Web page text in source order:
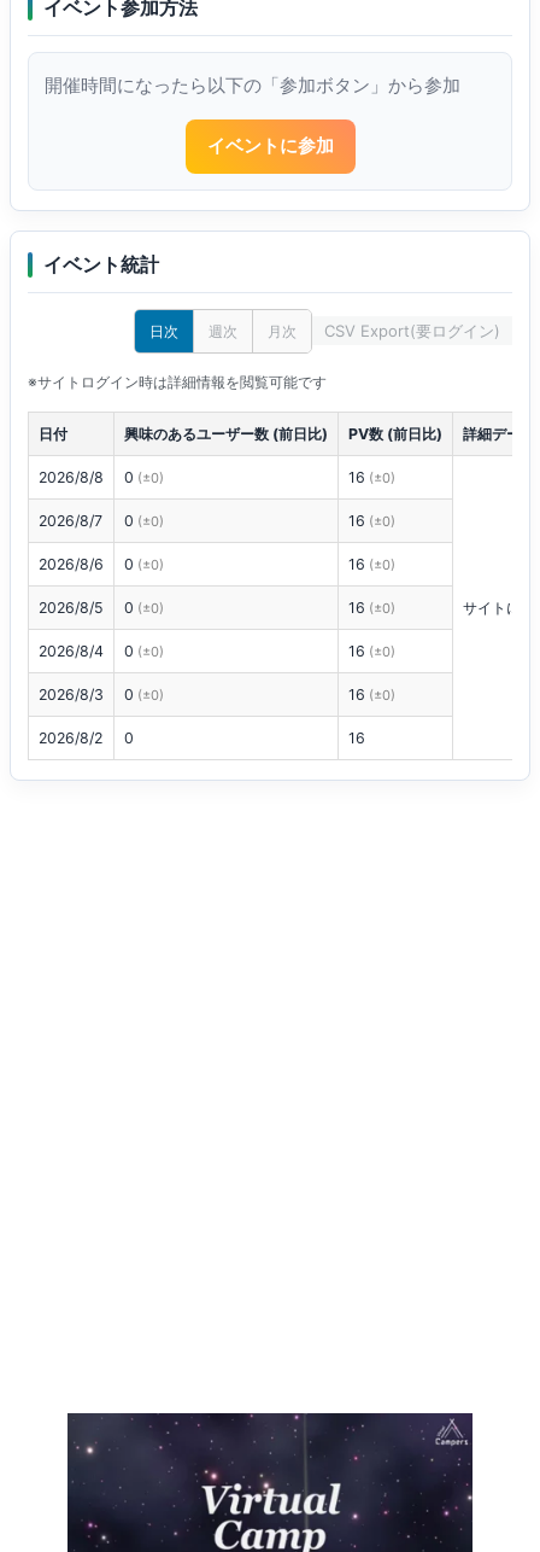
イベント参加方法
開催時間になったら以下の「参加ボタン」から参加
イベントに参加
イベント統計
日次 週次 月次 CSV Export(要ログイン)
※サイトログイン時は詳細情報を閲覧可能です
日付 興味のあるユーザー数 (前日比) PV数 (前日比) 詳細データ
2026/8/8 0 (±0) 16 (±0)
サイトにロ
2026/8/7 0 (±0) 16 (±0)
2026/8/6 0 (±0) 16 (±0)
2026/8/5 0 (±0) 16 (±0)
2026/8/4 0 (±0) 16 (±0)
2026/8/3 0 (±0) 16 (±0)
2026/8/2 0 16